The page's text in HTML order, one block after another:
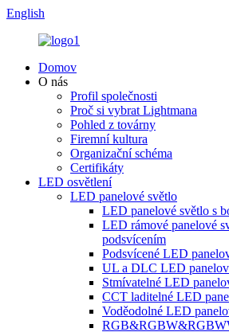
English
Domov
O nás
Profil společnosti
Proč si vybrat Lightmana
Pohled z továrny
Firemní kultura
Organizační schéma
Certifikáty
LED osvětlení
LED panelové světlo
LED panelové světlo s
LED rámové panelové
podsvícením
Podsvícené LED
UL a DLC LED
Stmívatelné LED
CCT laditelné LED
Voděodolné LED